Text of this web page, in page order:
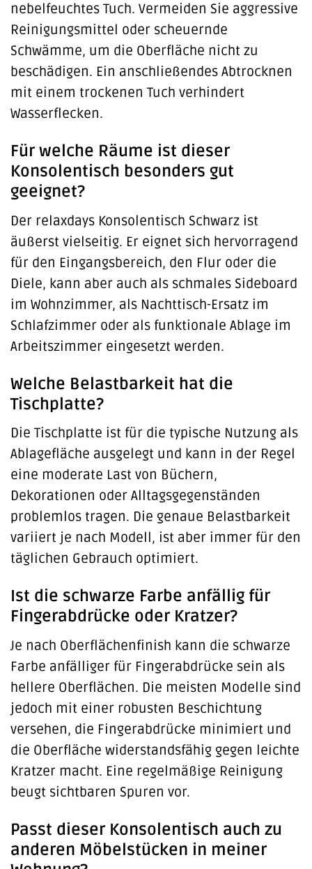
nebelfeuchtes Tuch. Vermeiden Sie aggressive
Reinigungsmittel oder scheuernde
Schwämme, um die Oberfläche nicht zu
beschädigen. Ein anschließendes Abtrocknen
mit einem trockenen Tuch verhindert
Wasserflecken.
Für welche Räume ist dieser
Konsolentisch besonders gut
geeignet?
Der relaxdays Konsolentisch Schwarz ist
äußerst vielseitig. Er eignet sich hervorragend
für den Eingangsbereich, den Flur oder die
Diele, kann aber auch als schmales Sideboard
im Wohnzimmer, als Nachttisch-Ersatz im
Schlafzimmer oder als funktionale Ablage im
Arbeitszimmer eingesetzt werden.
Welche Belastbarkeit hat die
Tischplatte?
Die Tischplatte ist für die typische Nutzung als
Ablagefläche ausgelegt und kann in der Regel
eine moderate Last von Büchern,
Dekorationen oder Alltagsgegenständen
problemlos tragen. Die genaue Belastbarkeit
variiert je nach Modell, ist aber immer für den
täglichen Gebrauch optimiert.
Ist die schwarze Farbe anfällig für
Fingerabdrücke oder Kratzer?
Je nach Oberflächenfinish kann die schwarze
Farbe anfälliger für Fingerabdrücke sein als
hellere Oberflächen. Die meisten Modelle sind
jedoch mit einer robusten Beschichtung
versehen, die Fingerabdrücke minimiert und
die Oberfläche widerstandsfähig gegen leichte
Kratzer macht. Eine regelmäßige Reinigung
beugt sichtbaren Spuren vor.
Passt dieser Konsolentisch auch zu
anderen Möbelstücken in meiner